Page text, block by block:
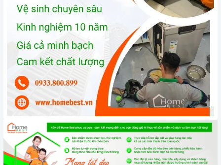
sinh.
Bảo quản máy rửa chén đúng cách: Khi không sử dụng
máy
, bạn nên tắt nguồn và xả hết nước trong máy. Bạn
cũng nên đóng cửa máy để ngăn bụi bẩn và côn trùng xâm
nhập.
3. Tại sao nên chọn mua sản phẩm tại Home Best?
Cam kết hàng chính hãng:Chúng tôi cam kết cung cấp sản
phẩm chính hãng 100%, có nguồn gốc, xuất xứ và chứng từ
Chế độ hỗ trợ bảo hành linh hoạt:Hướng dẫn sử dụng,
lắp đặt, chế độ bảo hành chính hãng, hậu mãi chuyên
nghiệp, đảm bảo rằng quý khách sẽ có trải nghiệm tuyệt vời